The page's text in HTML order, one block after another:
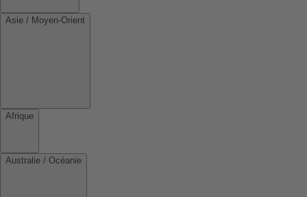
Asie / Moyen-Orient
Afrique
Australie / Océanie